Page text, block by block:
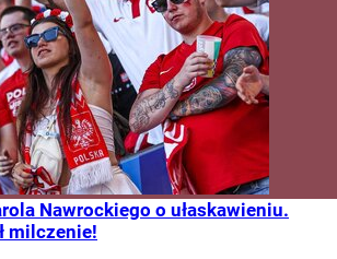
Nawrockiego o ułaskawieniu.
milczenie!